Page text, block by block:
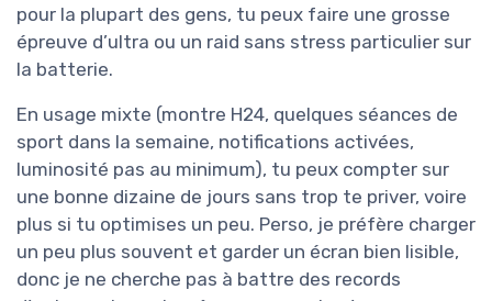
pour la plupart des gens, tu peux faire une grosse
épreuve d’ultra ou un raid sans stress particulier sur
la batterie.
En usage mixte (montre H24, quelques séances de
sport dans la semaine, notifications activées,
luminosité pas au minimum), tu peux compter sur
une bonne dizaine de jours sans trop te priver, voire
plus si tu optimises un peu. Perso, je préfère charger
un peu plus souvent et garder un écran bien lisible,
donc je ne cherche pas à battre des records